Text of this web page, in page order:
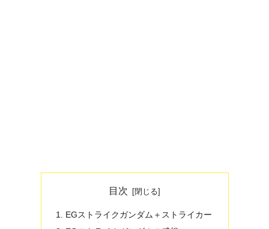
目次
EGストライクガンダム＋ストライカー